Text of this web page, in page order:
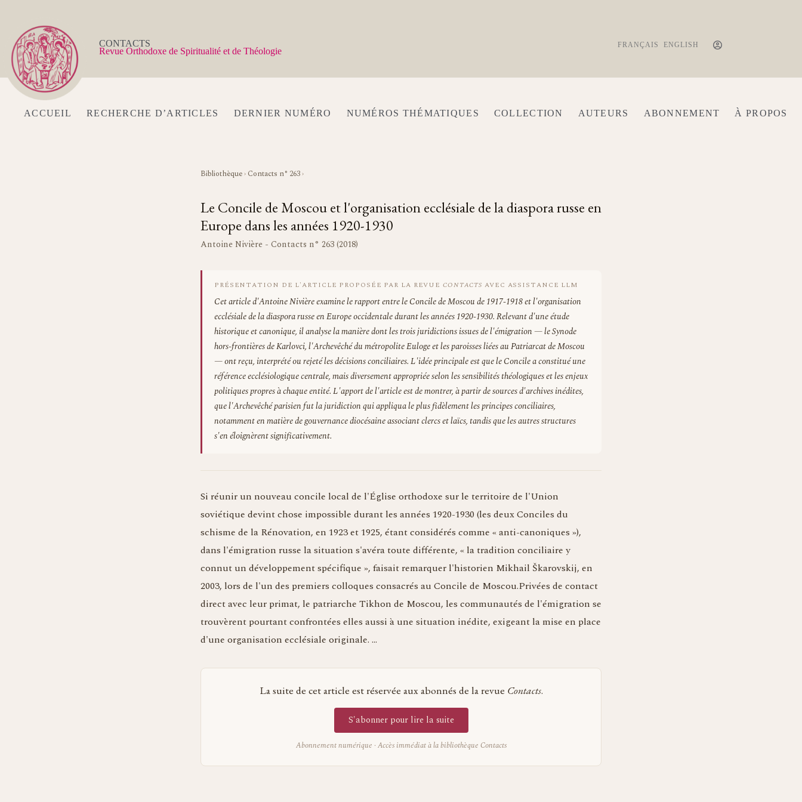
CONTACTS
Revue Orthodoxe de Spiritualité et de Théologie
FRANÇAIS ENGLISH
ACCUEIL RECHERCHE D’ARTICLES DERNIER NUMÉRO NUMÉROS THÉMATIQUES COLLECTION AUTEURS ABONNEMENT À PROPOS
Bibliothèque› Contacts n° 263›
Le Concile de Moscou et l'organisation ecclésiale de la diaspora russe en
Europe dans les années 1920-1930
Antoine Nivière - Contacts n° 263 (2018)
PRÉSENTATION DE L'ARTICLE PROPOSÉE PAR LA REVUECONTACTS AVEC ASSISTANCE LLM
Cet article d'Antoine Nivière examine le rapport entre le Concile de Moscou de 1917-1918 et l'organisation
ecclésiale de la diaspora russe en Europe occidentale durant les années 1920-1930. Relevant d'une étude
historique et canonique, il analyse la manière dont les trois juridictions issues de l'émigration — le Synode
hors-frontières de Karlovci, l'Archevêché du métropolite Euloge et les paroisses liées au Patriarcat de Moscou
— ont reçu, interprété ou rejeté les décisions conciliaires. L'idée principale est que le Concile a constitué une
référence ecclésiologique centrale, mais diversement appropriée selon les sensibilités théologiques et les enjeux
politiques propres à chaque entité. L'apport de l'article est de montrer, à partir de sources d'archives inédites,
que l'Archevêché parisien fut la juridiction qui appliqua le plus fidèlement les principes conciliaires,
notamment en matière de gouvernance diocésaine associant clercs et laïcs, tandis que les autres structures
s'en éloignèrent significativement.
Si réunir un nouveau concile local de l'Église orthodoxe sur le territoire de l'Union
soviétique devint chose impossible durant les années 1920-1930 (les deux Conciles du
schisme de la Rénovation, en 1923 et 1925, étant considérés comme « anti-canoniques »),
dans l'émigration russe la situation s'avéra toute différente, « la tradition conciliaire y
connut un développement spécifique », faisait remarquer l'historien Mikhail Škarovskij, en
2003, lors de l'un des premiers colloques consacrés au Concile de Moscou.Privées de contact
direct avec leur primat, le patriarche Tikhon de Moscou, les communautés de l'émigration se
trouvèrent pourtant confrontées elles aussi à une situation inédite, exigeant la mise en place
d'une organisation ecclésiale originale. …
La suite de cet article est réservée aux abonnés de la revue Contacts.
S'abonner pour lire la suite
Abonnement numérique · Accès immédiat à la bibliothèque Contacts